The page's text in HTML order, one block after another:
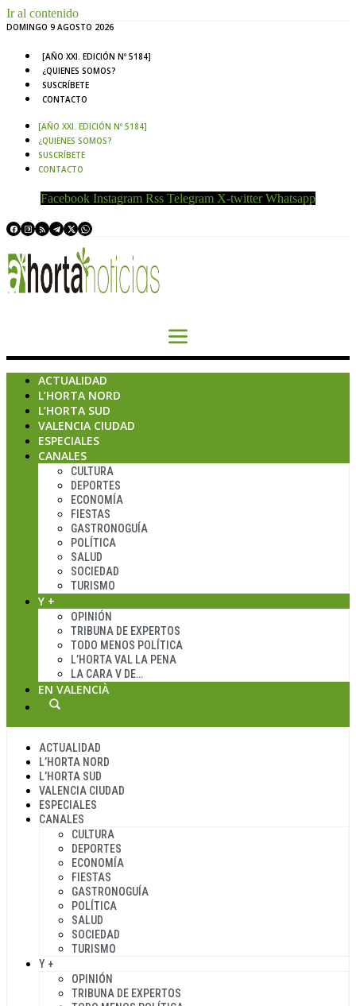
Ir al contenido
DOMINGO 9 AGOSTO 2026
[AÑO XXI. EDICIÓN Nº 5184]
¿QUIENES SOMOS?
SUSCRÍBETE
CONTACTO
[AÑO XXI. EDICIÓN Nº 5184]
¿QUIENES SOMOS?
SUSCRÍBETE
CONTACTO
Facebook Instagram Rss Telegram X-twitter Whatsapp
ACTUALIDAD
L’HORTA NORD
L’HORTA SUD
VALENCIA CIUDAD
ESPECIALES
CANALES
CULTURA
DEPORTES
ECONOMÍA
FIESTAS
GASTRONOGUÍA
POLÍTICA
SALUD
SOCIEDAD
TURISMO
Y +
OPINIÓN
TRIBUNA DE EXPERTOS
TODO MENOS POLÍTICA
L’HORTA VAL LA PENA
LA CARA V DE…
EN VALENCIÀ
ACTUALIDAD
L’HORTA NORD
L’HORTA SUD
VALENCIA CIUDAD
ESPECIALES
CANALES
CULTURA
DEPORTES
ECONOMÍA
FIESTAS
GASTRONOGUÍA
POLÍTICA
SALUD
SOCIEDAD
TURISMO
Y +
OPINIÓN
TRIBUNA DE EXPERTOS